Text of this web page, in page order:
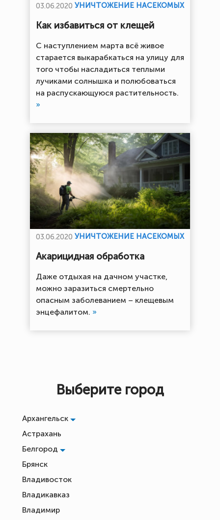
03.06.2020 УНИЧТОЖЕНИЕ НАСЕКОМЫХ
Как избавиться от клещей
С наступлением марта всё живое
старается выкарабкаться на улицу для
того чтобы насладиться теплыми
лучиками солнышка и полюбоваться
на распускающуюся растительность.
»
03.06.2020 УНИЧТОЖЕНИЕ НАСЕКОМЫХ
Акарицидная обработка
Даже отдыхая на дачном участке,
можно заразиться смертельно
опасным заболеванием – клещевым
энцефалитом. »
Выберите город
Архангельск
Астрахань
Белгород
Брянск
Владивосток
Владикавказ
Владимир